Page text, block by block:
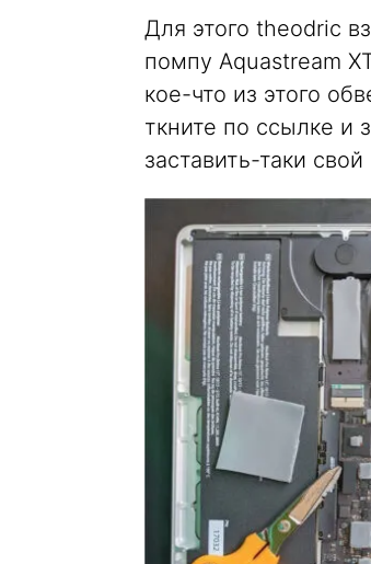
Для этого theodric
помпу Aquastream
кое-что из этого
ткните по ссылке и
заставить-таки